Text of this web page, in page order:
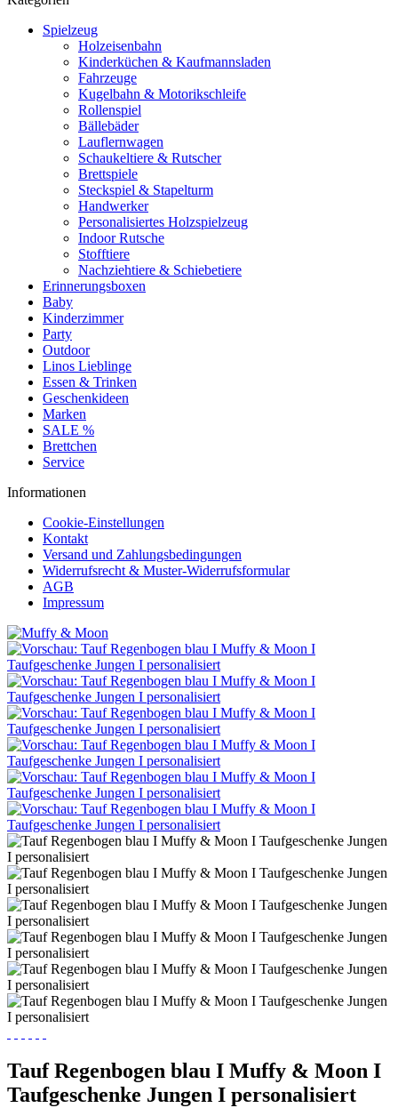
Spielzeug
Holzeisenbahn
Kinderküchen & Kaufmannsladen
Fahrzeuge
Kugelbahn & Motorikschleife
Rollenspiel
Bällebäder
Lauflernwagen
Schaukeltiere & Rutscher
Brettspiele
Steckspiel & Stapelturm
Handwerker
Personalisiertes Holzspielzeug
Indoor Rutsche
Stofftiere
Nachziehtiere & Schiebetiere
Erinnerungsboxen
Baby
Kinderzimmer
Party
Outdoor
Linos Lieblinge
Essen & Trinken
Geschenkideen
Marken
SALE %
Brettchen
Service
Informationen
Cookie-Einstellungen
Kontakt
Versand und Zahlungsbedingungen
Widerrufsrecht & Muster-Widerrufsformular
AGB
Impressum
Tauf Regenbogen blau I Muffy & Moon I
Taufgeschenke Jungen I personalisiert